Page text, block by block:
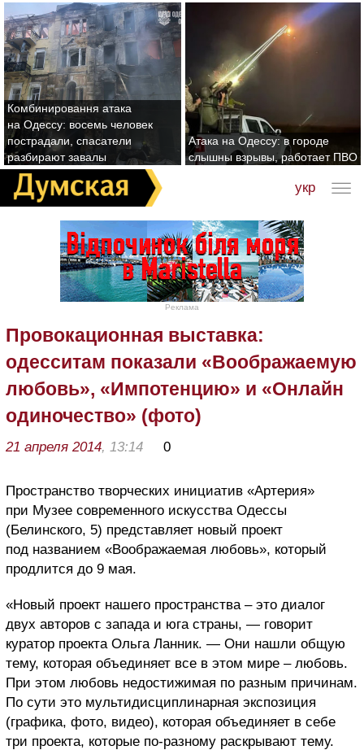
Комбинировання атака
на Одессу: восемь человек
пострадали, спасатели
разбирают завалы
Атака на Одессу: в городе
слышны взрывы, работает ПВО
укр
Реклама
Провокационная выставка:
одесситам показали «Воображаемую
любовь», «Импотенцию» и «Онлайн
одиночество» (фото)
21 апреля 2014, 13:14 0
Пространство творческих инициатив «Артерия»
при Музее современного искусства Одессы
(Белинского, 5) представляет новый проект
под названием «Воображаемая любовь», который
продлится до 9 мая.
«Новый проект нашего пространства – это диалог
двух авторов с запада и юга страны, — говорит
куратор проекта Ольга Ланник. — Они нашли общую
тему, которая объединяет все в этом мире – любовь.
При этом любовь недостижимая по разным причинам.
По сути это мультидисциплинарная экспозиция
(графика, фото, видео), которая объединяет в себе
три проекта, которые по-разному раскрывают тему.